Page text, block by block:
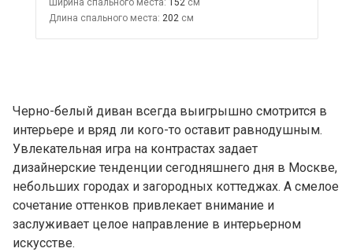
Длина спального места: 202
Черно-белый диван всегда выигрышно смотрится в
интерьере и вряд ли кого-то оставит равнодушным.
Увлекательная игра на контрастах задает
дизайнерские тенденции сегодняшнего дня в Москве,
небольших городах и загородных коттеджах. А смелое
сочетание оттенков привлекает внимание и
заслуживает целое направление в интерьерном
искусстве.